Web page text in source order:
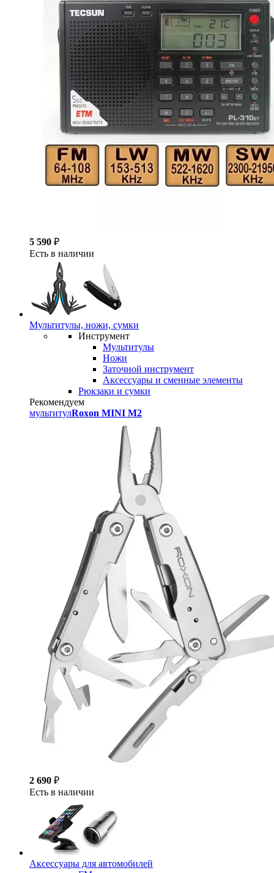
5 590 ₽
Есть в наличии
Мультитулы, ножи, сумки
Инструмент
Мультитулы
Ножи
Заточной инструмент
Аксессуары и сменные элементы
Рюкзаки и сумки
Рекомендуем
мультитулRoxon MINI M2
2 690 ₽
Есть в наличии
Аксессуары для автомобилей